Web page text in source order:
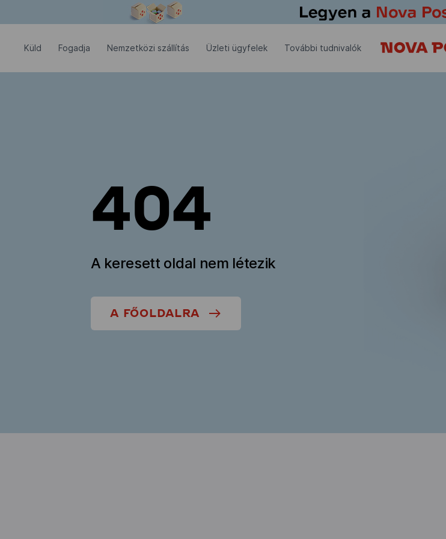
Küld Fogadja Nemzetközi szállítás Üzleti ügyfelek További tudnivalók
404
A keresett oldal nem létezik
A FŐOLDALRA